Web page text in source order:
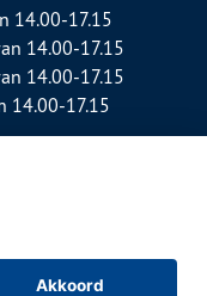
Akkoord
14.00-17.15
14.00-17.15
14.00-17.15
14.00-17.15